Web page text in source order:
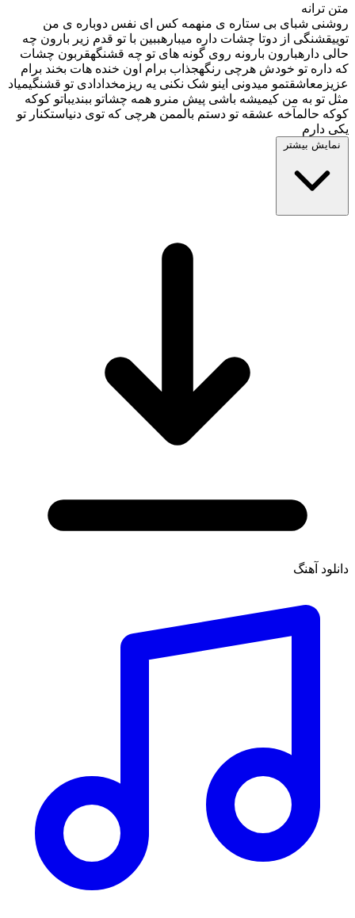
متن ترانه
روشنی شبای بی ستاره ی منهمه کس ای نفس دوباره ی من
توییقشنگی از دوتا چشات داره میبارهببین با تو قدم زیر بارون چه
حالی دارهبارون بارونه روی گونه های تو چه قشنگهقربون چشات
که داره تو خودش هرچی رنگهجذاب برام اون خنده هات بخند برام
عزیزمعاشقتمو میدونی اینو شک نکنی یه ریزمخدادادی تو قشنگیمیاد
مثل تو به من کیمیشه باشی پیش منرو همه چشاتو ببندیباتو کوکه
کوکه حالمآخه عشقه تو دستم بالممن هرچی که توی دنیاستکنار تو
یکی دارم
نمایش بیشتر
دانلود آهنگ